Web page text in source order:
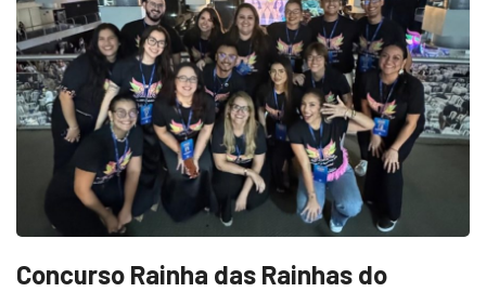
Concurso Rainha das Rainhas do